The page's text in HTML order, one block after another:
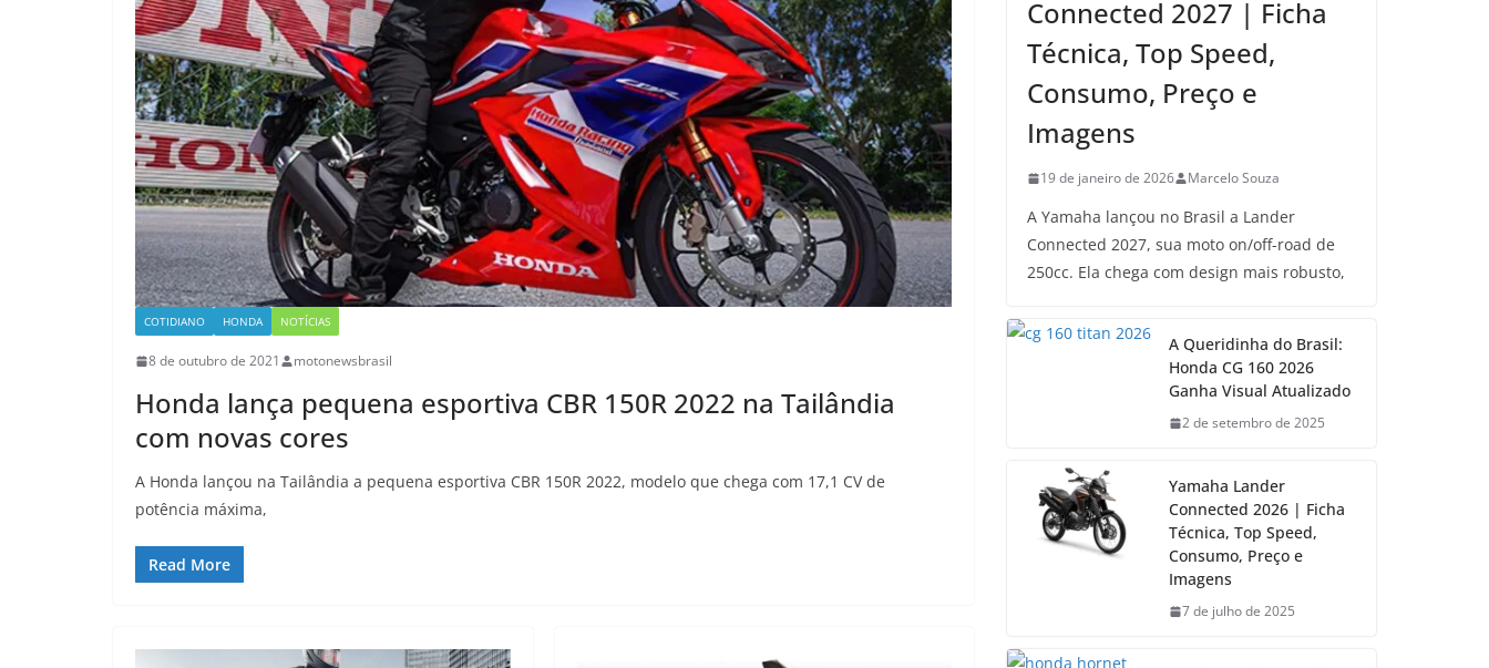
COTIDIANO HONDA NOTÍCIAS
8 de outubro de 2021 motonewsbrasil
Honda lança pequena esportiva CBR 150R 2022 na Tailândia
com novas cores
A Honda lançou na Tailândia a pequena esportiva CBR 150R 2022, modelo que chega com 17,1 CV de
potência máxima,
Read More
Connected 2027 | Ficha
Técnica, Top Speed,
Consumo, Preço e
Imagens
19 de janeiro de 2026 Marcelo Souza
A Yamaha lançou no Brasil a Lander
Connected 2027, sua moto on/off-road de
250cc. Ela chega com design mais robusto,
A Queridinha do Brasil:
Honda CG 160 2026
Ganha Visual Atualizado
2 de setembro de 2025
Yamaha Lander
Connected 2026 | Ficha
Técnica, Top Speed,
Consumo, Preço e
Imagens
7 de julho de 2025